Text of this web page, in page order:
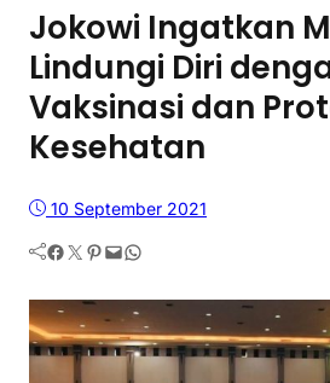
Jokowi Ingatkan
Lindungi Diri
Vaksinasi dan
Kesehatan
10 September 2021
Facebook Twitter Pinterest Mail WhatsApp